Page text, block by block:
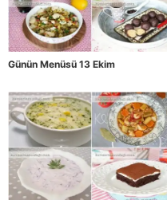
Günün Menüsü 13 Ekim